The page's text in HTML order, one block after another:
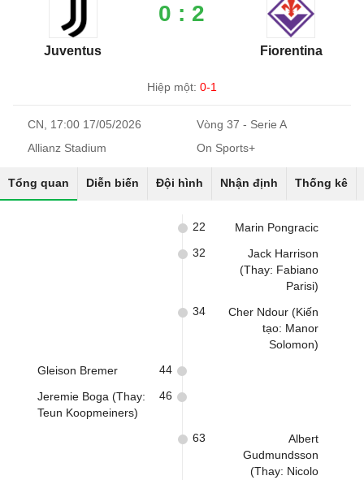
Juventus
0 : 2
Fiorentina
Hiệp một: 0-1
CN, 17:00 17/05/2026
Vòng 37 - Serie A
Allianz Stadium
On Sports+
Tổng quan Diễn biến Đội hình Nhận định Thống kê
Marin Pongracic
22
Jack Harrison
(Thay: Fabiano
Parisi)
32
Cher Ndour (Kiến
tạo: Manor
Solomon)
34
Gleison Bremer 44
Jeremie Boga (Thay:
Teun Koopmeiners)
46
Albert
Gudmundsson
(Thay: Nicolo
63